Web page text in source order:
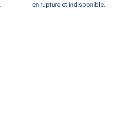
en rupture et indisponible.